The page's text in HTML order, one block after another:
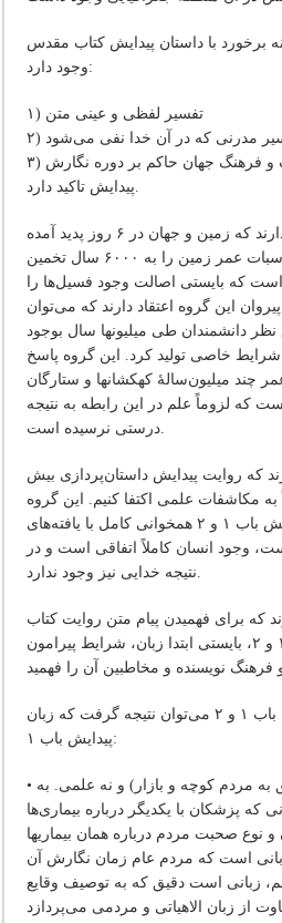
برخورد با داستان پیدایش کتاب مقدس
وجود دارد:
۱) تفسیر لفظی و عینی متن
مدرنی که در آن خدا نفی می‌شود
۳) تفسیر مدرن آزاد که بر ادبیات و فرهنگ جهان حاکم بر دوره نگارش
پیدایش تاکید دارد.
پیروان تفسیر لفظی اعتقاد دارند که زمین و جهان در ۶ روز پدید آمده
است و طی یک‌سری محاسبات عمر زمین را به ۶۰۰۰ سال تخمین
که بایستی اصالت وجود فسیل‌ها را
این گروه اعتقاد دارند که می‌توان
دانشمندان طی میلیونها سال بوجود
خاصی تولید کرد. این گروه پاسخ
چند میلیون‌سالۀ کهکشانها و ستار‌گان
که لزوماً علم در این رابطه به نتیجه
درستی نرسیده است.
که روایت پیدایش داستان‌پردازی بیش
به مکاشفات علمی اکتفا کنیم. این گروه
می‌گویند از آنجایی که پیدایش باب ۱ و ۲ همخوانی کامل با یافته‌های
وجود انسان کاملاً اتفاقی است و در
نتیجه خدایی نیز وجود ندارد.
که برای فهمیدن پیام متن روایت کتاب
پیدایش منجمله پیدایش باب ۱ و ۲، بایستی ابتدا زبان، شرایط پیرامون
با بررسی زبان متون پیدایش باب ۱ و ۲ می‌توان نتیجه گرفت که زبان
پیدایش باب ۱:
• زبانی است مردمی (متعلق به مردم کوچه و بازار) و نه علمی. به
که پزشکان با یکدیگر درباره بیماری‌ها
نوع صحبت مردم درباره همان بیماریها
است که مردم عام زمان نگارش آن
زبانی است دقیق که به توصیف وقایع